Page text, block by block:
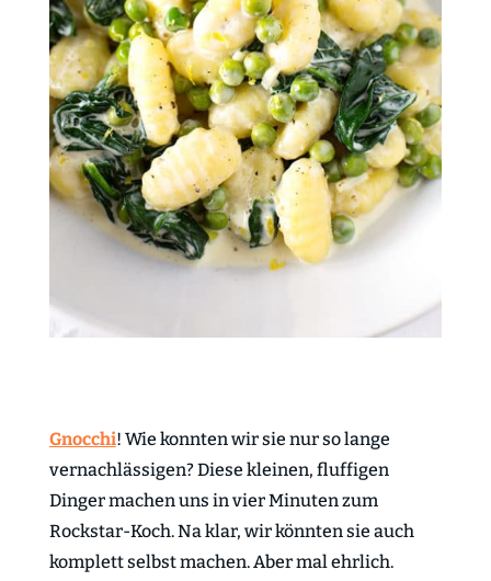
Gnocchi! Wie konnten wir sie nur so lange
vernachlässigen? Diese kleinen, fluffigen
Dinger machen uns in vier Minuten zum
Rockstar-Koch. Na klar, wir könnten sie auch
komplett selbst machen. Aber mal ehrlich.